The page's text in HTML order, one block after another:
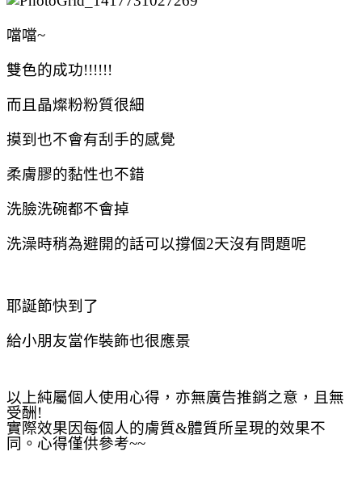
噹噹~
雙色的成功!!!!!!
而且晶燦粉粉質很細
摸到也不會有刮手的感覺
柔膚膠的黏性也不錯
洗臉洗碗都不會掉
洗澡時稍為避開的話可以撐個2天沒有問題呢
耶誕節快到了
給小朋友當作裝飾也很應景
以上純屬個人使用心得，亦無廣告推銷之意，且無
受酬 !
實際效果因每個人的膚質&體質所呈現的效果不
同。心得僅供參考~~